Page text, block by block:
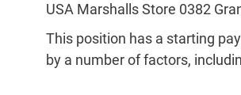
USA Marshalls Store 0382
This position has a starting
by a number of factors,